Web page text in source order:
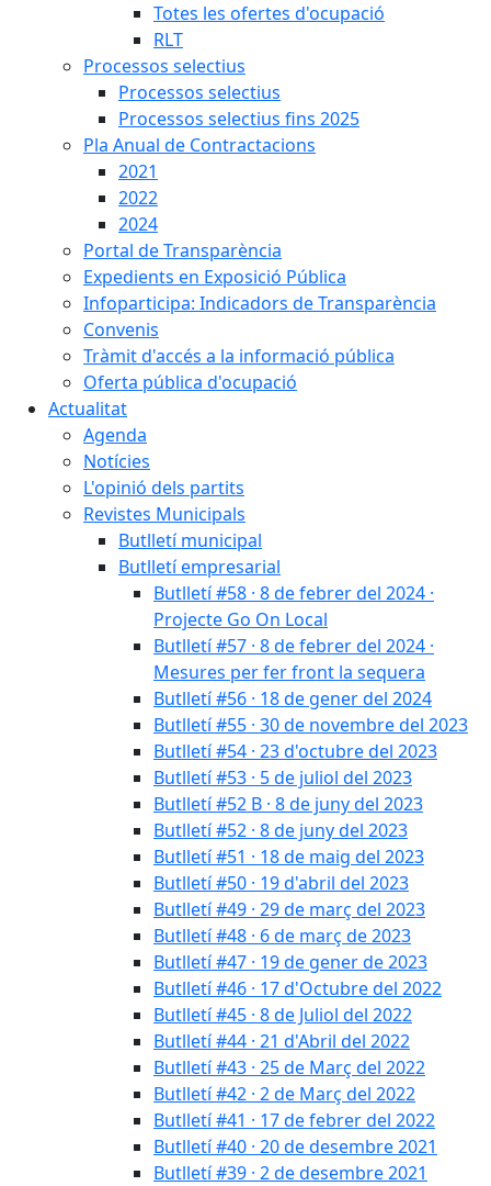
Totes les ofertes d'ocupació
RLT
Processos selectius
Processos selectius
Processos selectius fins 2025
Pla Anual de Contractacions
2021
2022
2024
Portal de Transparència
Expedients en Exposició Pública
Infoparticipa: Indicadors de Transparència
Convenis
Tràmit d'accés a la informació pública
Oferta pública d'ocupació
Actualitat
Agenda
Notícies
L'opinió dels partits
Revistes Municipals
Butlletí municipal
Butlletí empresarial
Butlletí #58 · 8 de febrer del 2024 ·
Projecte Go On Local
Butlletí #57 · 8 de febrer del 2024 ·
Mesures per fer front la sequera
Butlletí #56 · 18 de gener del 2024
Butlletí #55 · 30 de novembre del 2023
Butlletí #54 · 23 d'octubre del 2023
Butlletí #53 · 5 de juliol del 2023
Butlletí #52 B · 8 de juny del 2023
Butlletí #52 · 8 de juny del 2023
Butlletí #51 · 18 de maig del 2023
Butlletí #50 · 19 d'abril del 2023
Butlletí #49 · 29 de març del 2023
Butlletí #48 · 6 de març de 2023
Butlletí #47 · 19 de gener de 2023
Butlletí #46 · 17 d'Octubre del 2022
Butlletí #45 · 8 de Juliol del 2022
Butlletí #44 · 21 d'Abril del 2022
Butlletí #43 · 25 de Març del 2022
Butlletí #42 · 2 de Març del 2022
Butlletí #41 · 17 de febrer del 2022
Butlletí #40 · 20 de desembre 2021
Butlletí #39 · 2 de desembre 2021